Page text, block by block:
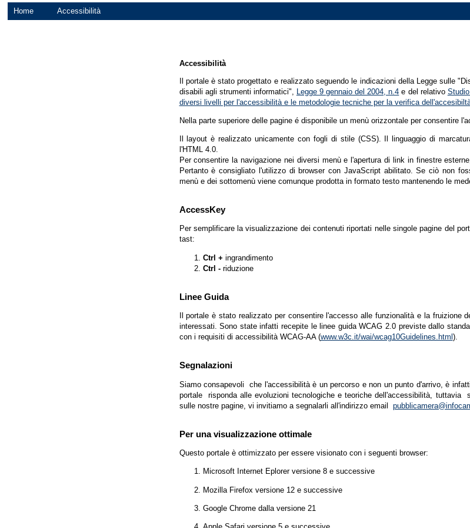
Home Accessibilità
Accessibilità
Il portale è stato progettato e realizzato seguendo le indicazioni della Legge sulle
disabili agli strumenti informatici", Legge 9 gennaio del 2004, n.4 e del relativo
diversi livelli per l'accessibilità e le metodologie tecniche per la verifica
Nella parte superiore delle pagine é disponibile un menù orizzontale per consentire
Il layout è realizzato unicamente con fogli di stile (CSS). Il linguaggio di
l'HTML 4.0.
Per consentire la navigazione nei diversi menù e l'apertura di link in finestre
Pertanto è consigliato l'utilizzo di browser con JavaScript abilitato. Se ciò non
menù e dei sottomenù viene comunque prodotta in formato testo mantenendo le
AccessKey
Per semplificare la visualizzazione dei contenuti riportati nelle singole pagine del
tast:
Ctrl + ingrandimento
Ctrl -riduzione
Linee Guida
Il portale è stato realizzato per consentire l'accesso alle funzionalità e la fruizione
interessati. Sono state infatti recepite le linee guida WCAG 2.0 previste dallo
con i requisiti di accessibilità WCAG-AA (www.w3c.it/wai/wcag10Guidelines.html ).
Segnalazioni
Siamo consapevoli che l'accessibilità è un percorso e non un punto d'arrivo, è
portale risponda alle evoluzioni tecnologiche e teoriche dell'accessibilità,
sulle nostre pagine, vi invitiamo a segnalarli all'indirizzo email
Per una visualizzazione ottimale
Questo portale è ottimizzato per essere visionato con i seguenti browser:
Microsoft Internet Eplorer versione 8 e successive
Mozilla Firefox versione 12 e successive
Google Chrome dalla versione 21